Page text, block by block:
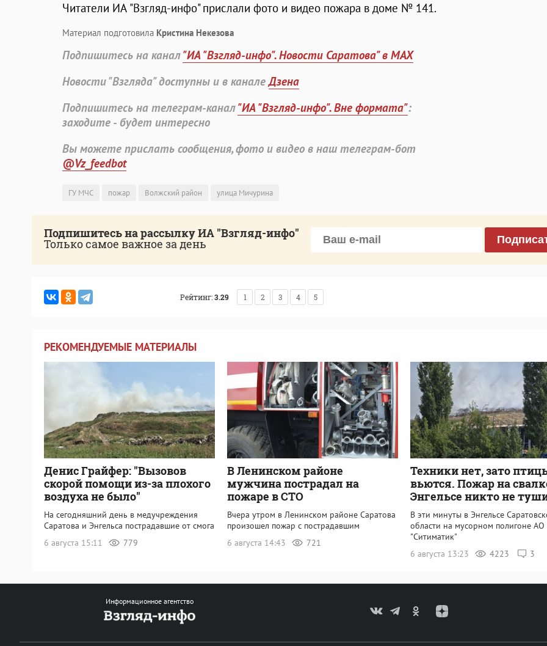
Читатели ИА "Взгляд-инфо" прислали фото и видео пожара в доме № 141.
Материал подготовила Кристина Некезова
Подпишитесь на канал"ИА "Взгляд-инфо". Новости Саратова" в MAX
Новости "Взгляда" доступны и в каналеДзена
Подпишитесь на телеграм-канал"ИА "Взгляд-инфо". Вне формата":
заходите - будет интересно
Вы можете прислать сообщения, фото и видео в наш телеграм-бот
@Vz_feedbot
ГУ МЧС пожар Волжский район улица Мичурина
Подпишитесь на рассылку ИА "Взгляд-инфо"
Только самое важное за день
Рейтинг:3.29 1 2 3 4 5
РЕКОМЕНДУЕМЫЕ МАТЕРИАЛЫ
Денис Грайфер: "Вызовов
скорой помощи из-за плохого
воздуха не было"
На сегодняшний день в медучреждения
Саратова и Энгельса пострадавшие от смога
6 августа 15:11
779
В Ленинском районе
мужчина пострадал на
пожаре в СТО
Вчера утром в Ленинском районе Саратова
произошел пожар с пострадавшим
6 августа 14:43
721
Техники нет, зато
вьются. Пожар на
Энгельсе никто не
В эти минуты в Энгельсе
области на мусорном полигоне АО
"Ситиматик"
6 августа 13:23
4223 3
Информационное агентство